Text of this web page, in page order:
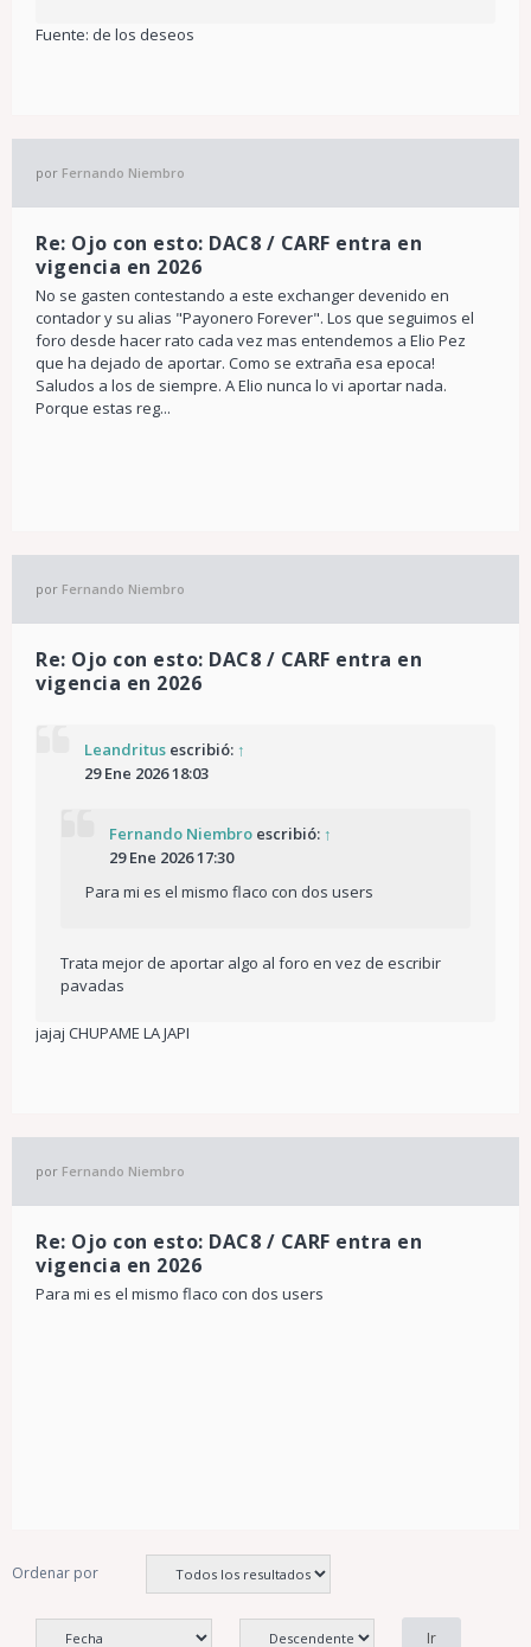
Fuente: de los deseos
por Fernando Niembro
Re: Ojo con esto: DAC8 / CARF entra en
vigencia en 2026
No se gasten contestando a este exchanger devenido en
contador y su alias "Payonero Forever". Los que seguimos el
foro desde hacer rato cada vez mas entendemos a Elio Pez
que ha dejado de aportar. Como se extraña esa epoca!
Saludos a los de siempre. A Elio nunca lo vi aportar nada.
Porque estas reg...
por Fernando Niembro
Re: Ojo con esto: DAC8 / CARF entra en
vigencia en 2026
Leandritus escribió: ↑
29 Ene 2026 18:03
Fernando Niembro escribió: ↑
29 Ene 2026 17:30
Para mi es el mismo flaco con dos users
Trata mejor de aportar algo al foro en vez de escribir
pavadas
jajaj CHUPAME LA JAPI
por Fernando Niembro
Re: Ojo con esto: DAC8 / CARF entra en
vigencia en 2026
Para mi es el mismo flaco con dos users
Ordenar por